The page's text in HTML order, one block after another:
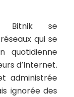
Bitnik se
qui se
quotidienne
d’Internet.
administrée
ignorée des